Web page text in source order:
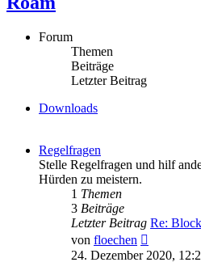
Forum
Themen
Beiträge
Letzter Beitrag
Downloads
Regelfragen
Stelle Regelfragen und hilf
Hürden zu meistern.
1 Themen
3 Beiträge
Letzter Beitrag Re:
von floechen
Beitrag
24. Dezember 2020,